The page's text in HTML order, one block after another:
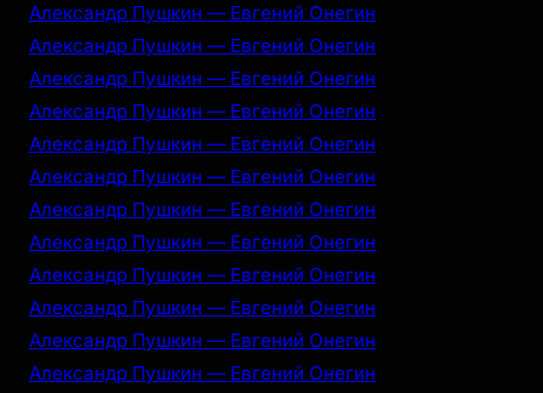
Александр Пушкин — Евгений Онегин
Александр Пушкин — Евгений Онегин
Александр Пушкин — Евгений Онегин
Александр Пушкин — Евгений Онегин
Александр Пушкин — Евгений Онегин
Александр Пушкин — Евгений Онегин
Александр Пушкин — Евгений Онегин
Александр Пушкин — Евгений Онегин
Александр Пушкин — Евгений Онегин
Александр Пушкин — Евгений Онегин
Александр Пушкин — Евгений Онегин
Александр Пушкин — Евгений Онегин